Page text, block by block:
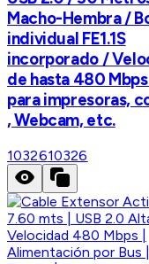
Macho-Hembra /
individual FE1.1S
incorporado /
de hasta 480
para impresoras,
, Webcam, etc.
1032610326